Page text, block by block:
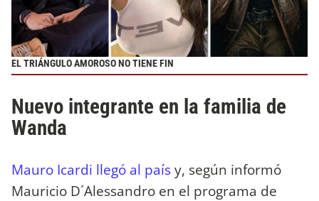
EL TRIÁNGULO AMOROSO NO TIENE FIN
Nuevo integrante en la familia de
Wanda
Mauro Icardi llegó al paísy, según informó
Mauricio D´Alessandro en el programa de